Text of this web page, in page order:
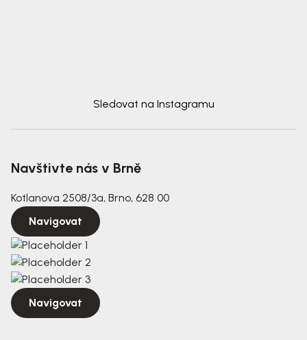
Sledovat na Instagramu
Navštivte nás v Brně
Kotlanova 2508/3a, Brno, 628 00
Navigovat
Navigovat